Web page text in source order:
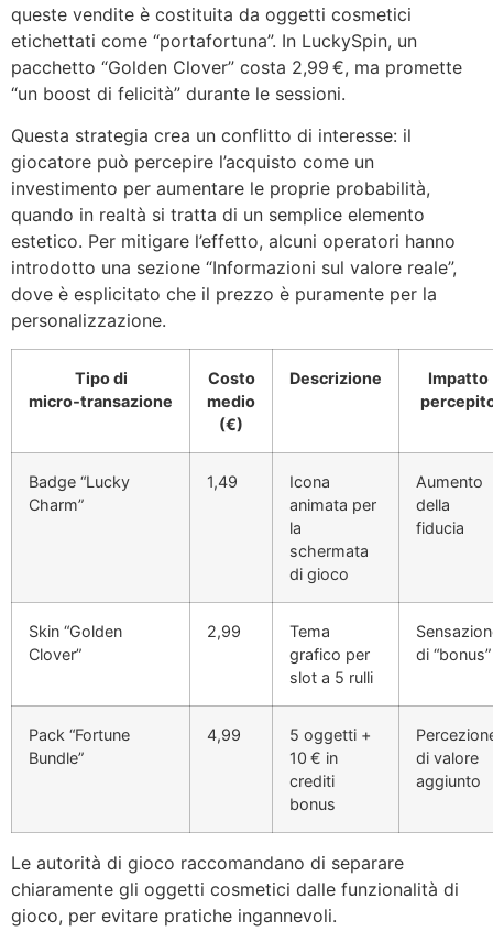
queste vendite è costituita da oggetti cosmetici
etichettati come “portafortuna”. In LuckySpin, un
pacchetto “Golden Clover” costa 2,99 €, ma promette
“un boost di felicità” durante le sessioni.
Questa strategia crea un conflitto di interesse: il
giocatore può percepire l’acquisto come un
investimento per aumentare le proprie probabilità,
quando in realtà si tratta di un semplice elemento
estetico. Per mitigare l’effetto, alcuni operatori hanno
introdotto una sezione “Informazioni sul valore reale”,
dove è esplicitato che il prezzo è puramente per la
personalizzazione.
Tipo di
micro‑transazione
Costo
medio
(€)
Descrizione
Impatto
Badge “Lucky
Charm”
1,49
Icona
animata per
la
schermata
di gioco
Aumento
della
fiducia
Skin “Golden
Clover”
2,99
Tema
grafico per
slot a 5 rulli
di “bonus”
Pack “Fortune
Bundle”
4,99
5 oggetti +
10 € in
crediti
bonus
di valore
aggiunto
Le autorità di gioco raccomandano di separare
chiaramente gli oggetti cosmetici dalle funzionalità di
gioco, per evitare pratiche ingannevoli.